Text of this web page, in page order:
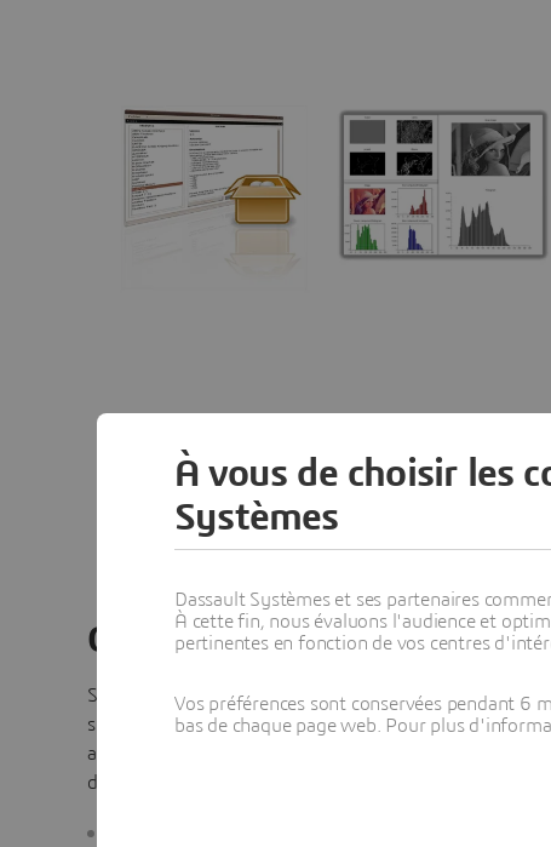
Connecteur 3DEXPERIENCE
Scilab permet d'extraire les données générées par les
simulations à partir de la plate-forme3DEXPERIENCE.
aux fonctionnalités de Scilab, les utilisateurs peuvent
désormais assurer le post-traitement de ces données :
À vous de choisir les
Systèmes
Dassault Systèmes et ses partenaires
À cette fin, nous évaluons l'audience et
pertinentes en fonction de vos centres
Vos préférences sont conservées pendant 6
bas de chaque page web. Pour plus